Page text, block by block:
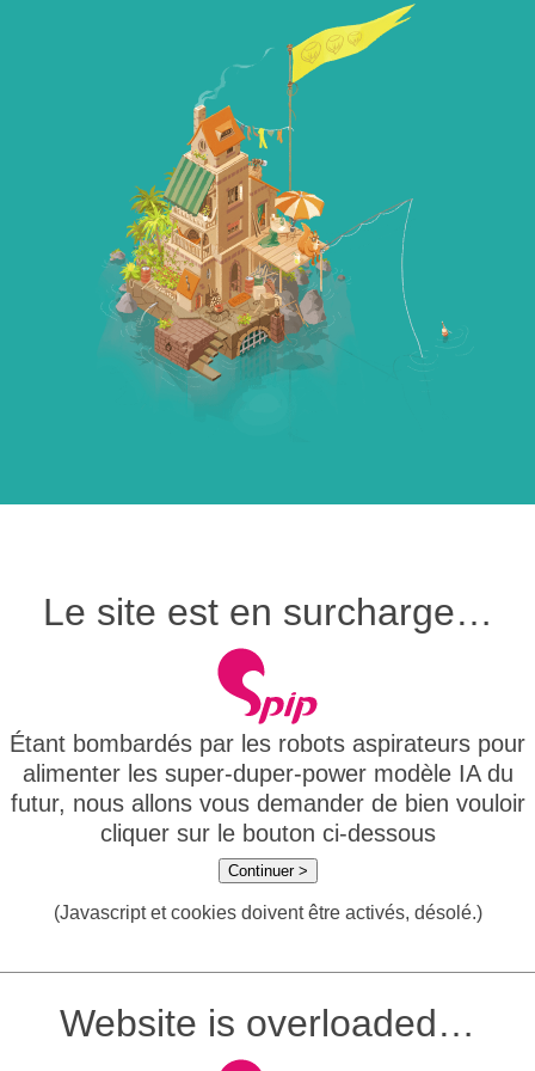
Le site est en surcharge…
Étant bombardés par les robots aspirateurs pour
alimenter les super-duper-power modèle IA du
futur, nous allons vous demander de bien vouloir
cliquer sur le bouton ci-dessous
Continuer >
(Javascript et cookies doivent être activés, désolé.)
Website is overloaded…